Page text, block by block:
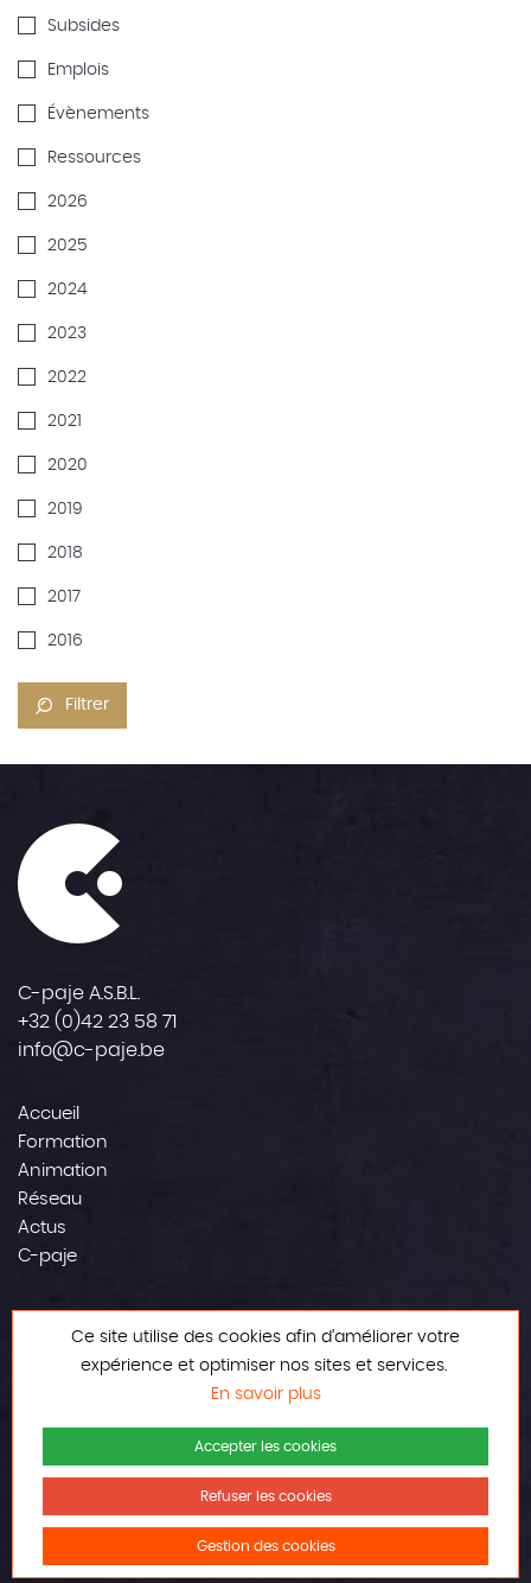
Subsides
Emplois
Évènements
Ressources
2026
2025
2024
2023
2022
2021
2020
2019
2018
2017
2016
Filtrer
C-paje A.S.B.L.
+32 (0)42 23 58 71
info@c-paje.be
Accueil
Formation
Animation
Réseau
Actus
C-paje
© Tous droits réservés
Ce site utilise des cookies afin d’améliorer votre
expérience et optimiser nos sites et services.
En savoir plus
Accepter les cookies
Refuser les cookies
Gestion des cookies